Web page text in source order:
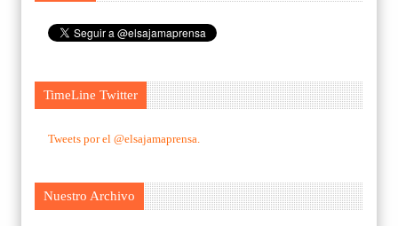
TimeLine Twitter
Tweets por el @elsajamaprensa.
Nuestro Archivo